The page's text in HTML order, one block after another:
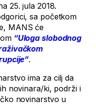
25. jula 2018.
sa početkom
MANS će
“Uloga slobodnog
.
ima za cilj da
novinara/ki, podrži i
novinarstvo u